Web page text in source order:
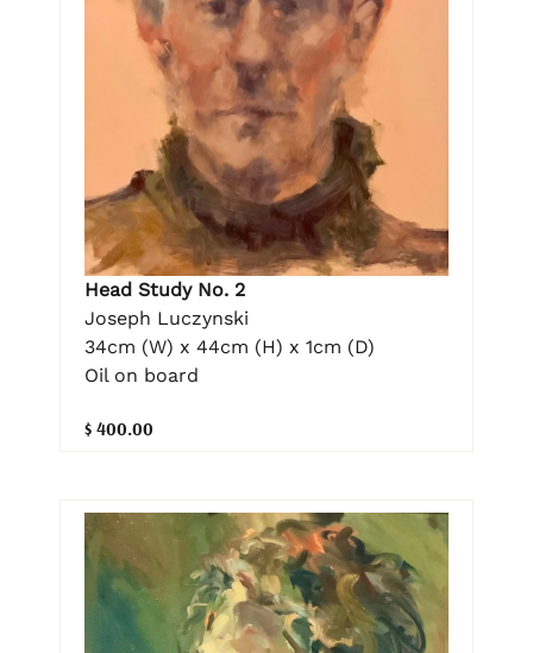
Head Study No. 2
Joseph Luczynski
34cm (W) x 44cm (H) x 1cm (D)
Oil on board
$ 400.00